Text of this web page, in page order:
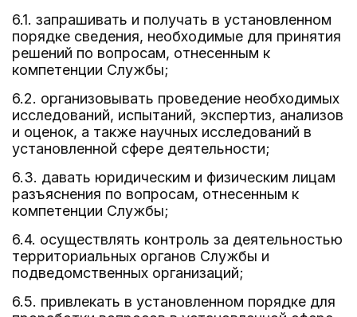
6.1. запрашивать и получать в установленном
порядке сведения, необходимые для принятия
решений по вопросам, отнесенным к
компетенции Службы;
6.2. организовывать проведение необходимых
исследований, испытаний, экспертиз, анализов
и оценок, а также научных исследований в
установленной сфере деятельности;
6.3. давать юридическим и физическим лицам
разъяснения по вопросам, отнесенным к
компетенции Службы;
6.4. осуществлять контроль за деятельностью
территориальных органов Службы и
подведомственных организаций;
6.5. привлекать в установленном порядке для